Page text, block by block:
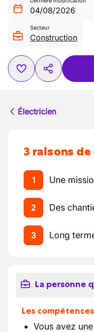
04/08/2026
Secteur
Construction
Électricien
3 raisons
1 Une
2 Des
3 Long
La personne
Les
Vous avez